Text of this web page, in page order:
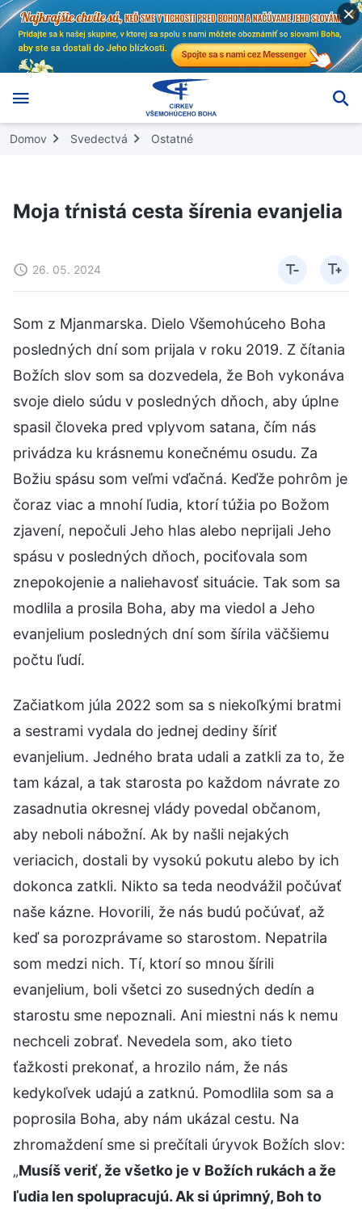
Domov Svedectvá Ostatné
Moja tŕnistá cesta šírenia evanjelia
26. 05. 2024
Som z Mjanmarska. Dielo Všemohúceho Boha
posledných dní som prijala v roku 2019. Z čítania
Božích slov som sa dozvedela, že Boh vykonáva
svoje dielo súdu v posledných dňoch, aby úplne
spasil človeka pred vplyvom satana, čím nás
privádza ku krásnemu konečnému osudu. Za
Božiu spásu som veľmi vďačná. Keďže pohrôm je
čoraz viac a mnohí ľudia, ktorí túžia po Božom
zjavení, nepočuli Jeho hlas alebo neprijali Jeho
spásu v posledných dňoch, pociťovala som
znepokojenie a naliehavosť situácie. Tak som sa
modlila a prosila Boha, aby ma viedol a Jeho
evanjelium posledných dní som šírila väčšiemu
počtu ľudí.
Začiatkom júla 2022 som sa s niekoľkými bratmi
a sestrami vydala do jednej dediny šíriť
evanjelium. Jedného brata udali a zatkli za to, že
tam kázal, a tak starosta po každom návrate zo
zasadnutia okresnej vlády povedal občanom,
aby neboli nábožní. Ak by našli nejakých
veriacich, dostali by vysokú pokutu alebo by ich
dokonca zatkli. Nikto sa teda neodvážil počúvať
naše kázne. Hovorili, že nás budú počúvať, až
keď sa porozprávame so starostom. Nepatrila
som medzi nich. Tí, ktorí so mnou šírili
evanjelium, boli všetci zo susedných dedín a
starostu sme nepoznali. Ani miestni nás k nemu
nechceli zobrať. Nevedela som, ako tieto
ťažkosti prekonať, a hrozilo nám, že nás
kedykoľvek udajú a zatknú. Pomodlila som sa a
poprosila Boha, aby nám ukázal cestu. Na
zhromaždení sme si prečítali úryvok Božích slov:
„Musíš veriť, že všetko je v Božích rukách a že
ľudia len spolupracujú. Ak si úprimný, Boh to